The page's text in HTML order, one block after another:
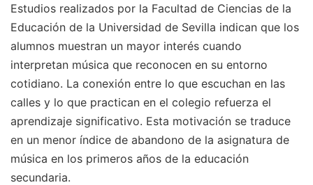
Estudios realizados por la Facultad de Ciencias de la
Educación de la Universidad de Sevilla indican que los
alumnos muestran un mayor interés cuando
interpretan música que reconocen en su entorno
cotidiano. La conexión entre lo que escuchan en las
calles y lo que practican en el colegio refuerza el
aprendizaje significativo. Esta motivación se traduce
en un menor índice de abandono de la asignatura de
música en los primeros años de la educación
secundaria.